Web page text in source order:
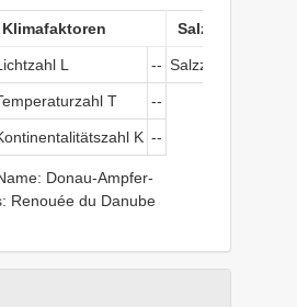
Klimafaktoren Salztoleranz
L -- Salzzeichen
T --
K --
Donau-Ampfer-
Renouée du Danube